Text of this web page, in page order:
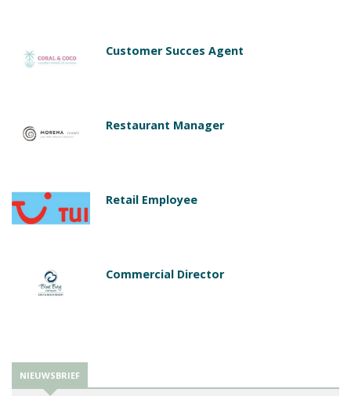
Customer Succes Agent
Restaurant Manager
Retail Employee
Commercial Director
NIEUWSBRIEF